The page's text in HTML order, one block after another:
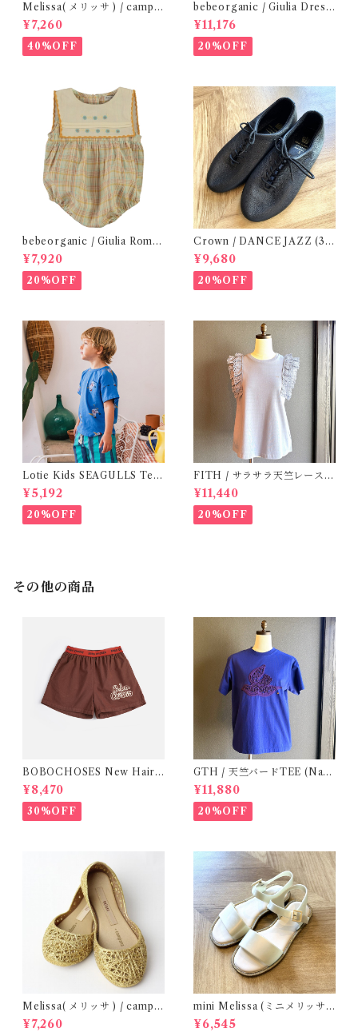
Melissa( メリッサ ) / campa
na ( Gold )28-33
¥7,260
40%OFF
bebeorganic / Giulia Dress
Lagoon Check (2-6y)
¥11,176
20%OFF
bebeorganic / Giulia Romp
er Lagoon Check( 6・12ｍ)
¥7,920
20%OFF
Crown / DANCE JAZZ (3:2
2cm / 6:24-24,5 ) Black
¥9,680
20%OFF
Lotie Kids SEAGULLS Tee
(12m- 8Y)
¥5,192
20%OFF
FITH / サラサラ天竺レースT
シャツ (BL) / 145・155
¥11,440
20%OFF
その他の商品
BOBOCHOSES New Hairli
ne denim bermuda shorts /
2-6Y
¥8,470
30%OFF
GTH / 天竺バードTEE (Navy
BL) / Size２
¥11,880
20%OFF
Melissa( メリッサ ) / campa
na ( Gold )28-33
¥7,260
mini Melissa (ミニメリッサ)
/ MAR SANDAL
¥6,545